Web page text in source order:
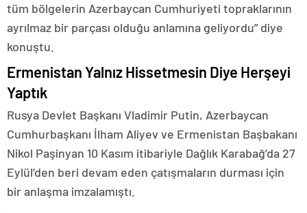
tüm bölgelerin Azerbaycan Cumhuriyeti topraklarının
ayrılmaz bir parçası olduğu anlamına geliyordu” diye
konuştu.
Ermenistan Yalnız Hissetmesin Diye Herşeyi
Yaptık
Rusya Devlet Başkanı Vladimir Putin, Azerbaycan
Cumhurbaşkanı İlham Aliyev ve Ermenistan Başbakanı
Nikol Paşinyan 10 Kasım itibariyle Dağlık Karabağ’da 27
Eylül’den beri devam eden çatışmaların durması için
bir anlaşma imzalamıştı.